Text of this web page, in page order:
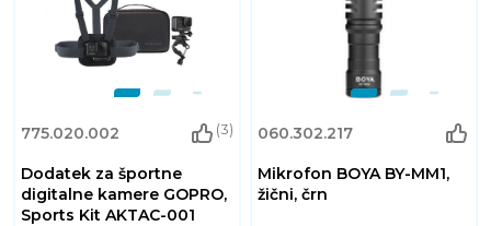
775.020.002 (3)
Dodatek za športne
digitalne kamere GOPRO,
Sports Kit AKTAC-001
060.302.217
Mikrofon BOYA BY-MM1,
žični, črn